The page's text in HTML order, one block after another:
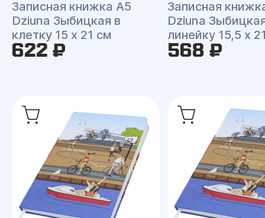
Записная книжка A5
Dziuna Зыбицкая в
клетку 15 x 21 см
622 ₽
Записная
Dziuna
линейку 15,5 x
568 ₽